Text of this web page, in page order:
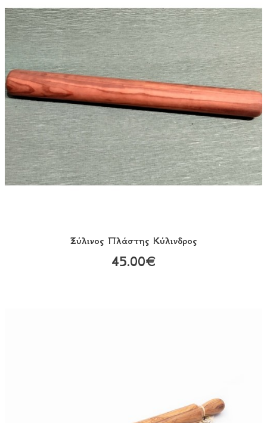
Ξύλινος Πλάστης Κύλινδρος
45.00€